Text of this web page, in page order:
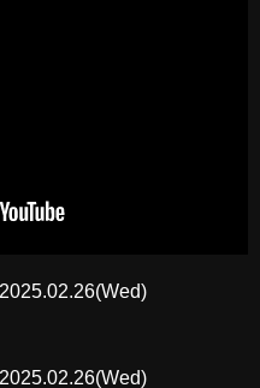
2025.02.26(Wed)
2025.02.26(Wed)